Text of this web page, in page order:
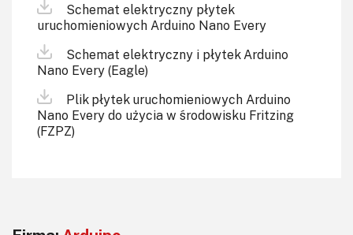
Schemat elektryczny płytek
uruchomieniowych Arduino Nano Every
Schemat elektryczny i płytek Arduino
Nano Every (Eagle)
Plik płytek uruchomieniowych Arduino
Nano Every do użycia w środowisku Fritzing
(FZPZ)